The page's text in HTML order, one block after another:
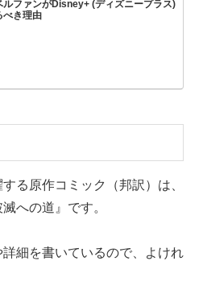
ルファンがDisney+ (ディズニープラス)
べき理由
る原作コミック（邦訳）は、
への道』です。
細を書いているので、よけれ